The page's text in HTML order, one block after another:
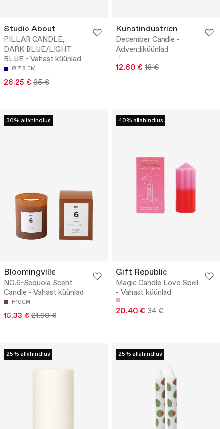
Studio About
PILLAR CANDLE,
DARK BLUE/LIGHT
BLUE - Vahast küünlad
Ø 7.8 CM
26.25 € 35 €
Kunstindustrien
December Candle -
Advendiküünlad
12.60 € 18 €
30% allahindlus
Bloomingville
NO.6-Sequoia Scent
Candle - Vahast küünlad
H10CM
15.33 € 21.90 €
40% allahindlus
Gift Republic
Magic Candle Love Spell
- Vahast küünlad
20.40 € 34 €
25% allahindlus 25% allahindlus